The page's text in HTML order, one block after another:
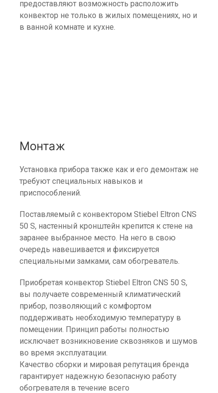
предоставляют возможность расположить
конвектор не только в жилых помещениях, но и
в ванной комнате и кухне.
Монтаж
Установка прибора также как и его демонтаж не
требуют специальных навыков и
приспособлений.
Поставляемый с конвектором Stiebel Eltron CNS
50 S, настенный кронштейн крепится к стене на
заранее выбранное место. На него в свою
очередь навешивается и фиксируется
специальными замками, сам обогреватель.
Приобретая конвектор Stiebel Eltron CNS 50 S,
вы получаете современный климатический
прибор, позволяющий с комфортом
поддерживать необходимую температуру в
помещении. Принцип работы полностью
исключает возникновение сквозняков и шумов
во время эксплуатации.
Качество сборки и мировая репутация бренда
гарантирует надежную безопасную работу
обогревателя в течение всего